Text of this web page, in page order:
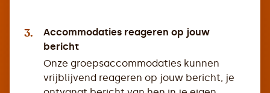
3.
Accommodaties reageren op jouw
bericht
Onze groepsaccommodaties kunnen
vrijblijvend reageren op jouw bericht, je